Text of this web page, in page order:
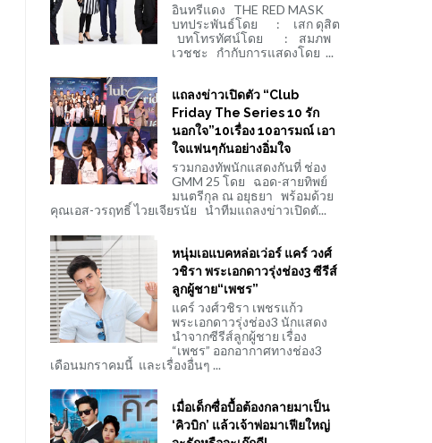
อินทรีแดง THE RED MASK
บทประพันธ์โดย : เสก ดุสิต
บทโทรทัศน์โดย : สมภพ
เวชชะ กำกับการแสดงโดย ...
แถลงข่าวเปิดตัว “Club
Friday The Series 10 รัก
นอกใจ”10เรื่อง 10อารมณ์ เอา
ใจแฟนๆกันอย่างอิ่มใจ
รวมกองทัพนักแสดงกันที่ ช่อง
GMM 25 โดย ฉอด-สายทิพย์
มนตรีกุล ณ อยุธยา พร้อมด้วย
คุณเอส-วรฤทธิ์ ไวยเจียรนัย นำทีมแถลงข่าวเปิดตั...
หนุ่มเอแบคหล่อเว่อร์ แคร์ วงศ์
วชิรา พระเอกดาวรุ่งช่อง3 ซีรีส์
ลูกผู้ชาย“เพชร”
แคร์ วงศ์วชิรา เพชรแก้ว
พระเอกดาวรุ่งช่อง3 นักแสดง
นำจากซีรีส์ลูกผู้ชาย เรื่อง
“เพชร” ออกอากาศทางช่อง3
เดือนมกราคมนี้ และเรื่องอื่นๆ ...
เมื่อเด็กซื่อบื้อต้องกลายมาเป็น
‘คิวบิก’ แล้วเจ้าพ่อมาเฟียใหญ่